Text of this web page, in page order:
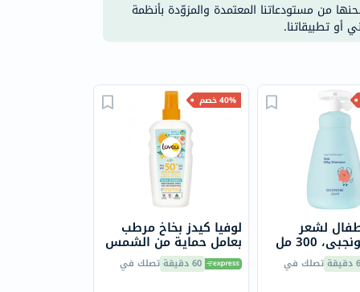
من مستودعاتنا المعتمدة والمزوّدة بأنظمة
أو تطبيقاتنا.
40% خصم
لوفيا كيدز بخاخ مرطب
بعامل حماية من الشمس
50+، 150 مل 60 دقيقة تصلك في
لشعر
300 مل
تصلك في